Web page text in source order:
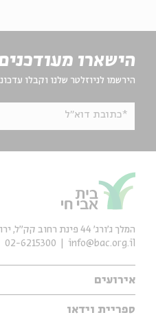
הישארו
הירשמו לניוזלטר שלנו וקבלו
*כתובת דוא"ל
אירועים
עיון
ספריית וידאו
המלך ג'ורג' 44 פינת רחוב קק״ל, ירושלים
info@bac.org.il
02-6215300